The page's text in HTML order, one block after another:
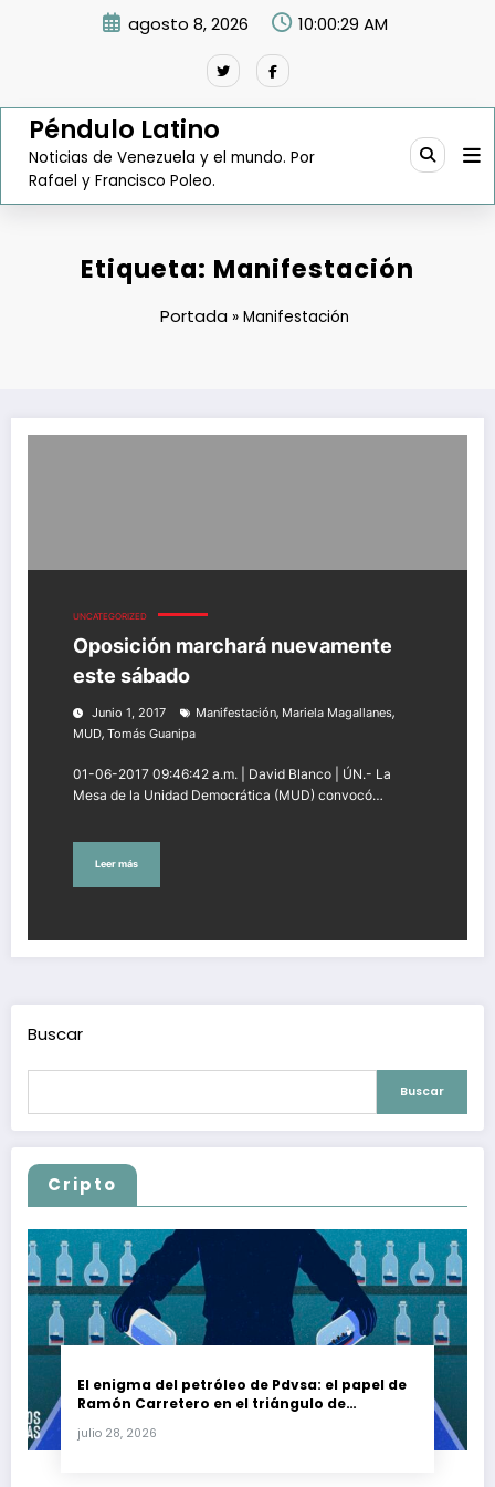
agosto 8, 2026 10:00:30 AM
Péndulo Latino
Noticias de Venezuela y el mundo. Por
Rafael y Francisco Poleo.
Etiqueta: Manifestación
Portada »Manifestación
UNCATEGORIZED
Oposición marchará nuevamente
este sábado
Junio 1, 2017 Manifestación, Mariela Magallanes,
MUD, Tomás Guanipa
01-06-2017 09:46:42 a.m. | David Blanco | ÚN.- La
Mesa de la Unidad Democrática (MUD) convocó…
Leer más
Buscar
Buscar
Cripto
El enigma del petróleo de Pdvsa: el papel de
Ramón Carretero en el triángulo de
julio 28, 2026